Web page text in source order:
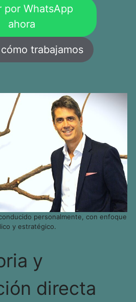
por WhatsApp
ahora
trabajamos
personalmente, con enfoque
y estratégico.
y
directa